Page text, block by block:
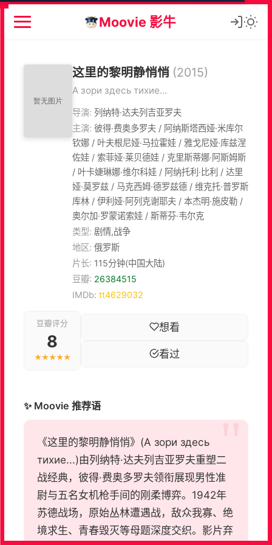
Moovie 影牛
这里的黎明静悄悄 (2015)
А зори здесь тихие...
导演: 列纳特·达夫列吉亚罗夫
主演: 彼得·费奥多罗夫 / 阿纳斯塔西娅·米库尔
钦娜 / 叶夫根尼娅·马拉霍娃 / 雅戈尼娅·库兹涅
佐娃 / 索菲娅·莱贝德娃 / 克里斯蒂娜·阿斯姆斯
/ 叶卡婕琳娜·维尔科娃 / 阿纳托利·比利 / 达里
娅·莫罗兹 / 马克西姆·德罗兹德 / 维克托·普罗斯
库林 / 伊利娅·阿列克谢耶夫 / 本杰明·施皮勒 /
奥尔加·罗蒙诺索娃 / 斯蒂芬·韦尔克
类型: 剧情,战争
地区: 俄罗斯
片长: 115分钟(中国大陆)
豆瓣: 26384515
IMDb: tt4629032
豆瓣评分
8
★★★★★
想看
看过
✨ Moovie 推荐语
《这里的黎明静悄悄》(А зори здесь
тихие...)由列纳特·达夫列吉亚罗夫重塑二
战经典，彼得·费奥多罗夫领衔展现男性准
尉与五名女机枪手间的刚柔博弈。1942年
苏德战场，原始丛林遭遇战，敌众我寡、绝
境求生、青春毁灭等母题深度交织。影片弃